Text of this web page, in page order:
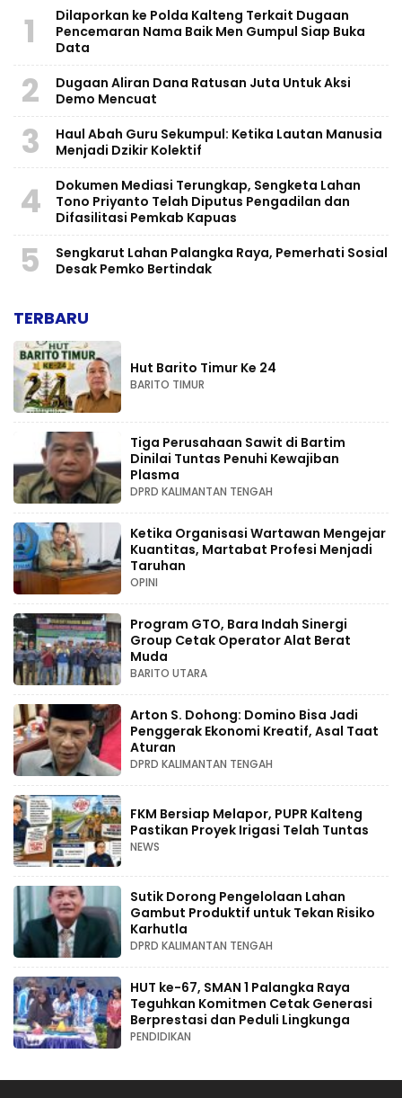
1
Dilaporkan ke Polda Kalteng Terkait Dugaan
Pencemaran Nama Baik Men Gumpul Siap Buka
Data
2
Dugaan Aliran Dana Ratusan Juta Untuk Aksi
Demo Mencuat
3
Haul Abah Guru Sekumpul: Ketika Lautan Manusia
Menjadi Dzikir Kolektif
4
​Dokumen Mediasi Terungkap, Sengketa Lahan
Tono Priyanto Telah Diputus Pengadilan dan
Difasilitasi Pemkab Kapuas
5
Sengkarut Lahan Palangka Raya, Pemerhati Sosial
Desak Pemko Bertindak
TERBARU
Hut Barito Timur Ke 24
BARITO TIMUR
Tiga Perusahaan Sawit di Bartim
Dinilai Tuntas Penuhi Kewajiban
Plasma
DPRD KALIMANTAN TENGAH
Ketika Organisasi Wartawan Mengejar
Kuantitas, Martabat Profesi Menjadi
Taruhan
OPINI
Program GTO, Bara Indah Sinergi
Group Cetak Operator Alat Berat
Muda
BARITO UTARA
Arton S. Dohong: Domino Bisa Jadi
Penggerak Ekonomi Kreatif, Asal Taat
Aturan
DPRD KALIMANTAN TENGAH
FKM Bersiap Melapor, PUPR Kalteng
Pastikan Proyek Irigasi Telah Tuntas
NEWS
Sutik Dorong Pengelolaan Lahan
Gambut Produktif untuk Tekan Risiko
Karhutla
DPRD KALIMANTAN TENGAH
HUT ke-67, SMAN 1 Palangka Raya
Teguhkan Komitmen Cetak Generasi
Berprestasi dan Peduli Lingkunga
PENDIDIKAN